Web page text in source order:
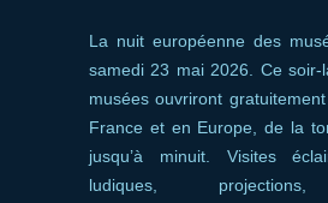
La nuit européenne des
samedi 23 mai 2026. Ce soir-
musées ouvriront
France et en Europe, de la
jusqu’à minuit. Visites
ludiques,